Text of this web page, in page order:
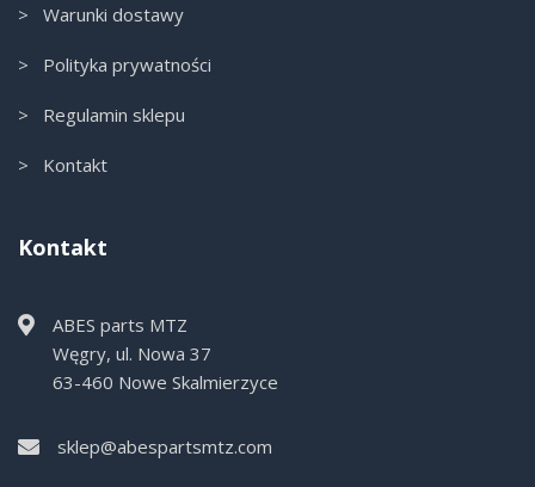
> Warunki dostawy
> Polityka prywatności
> Regulamin sklepu
> Kontakt
Kontakt
ABES parts MTZ
Węgry, ul. Nowa 37
63-460 Nowe Skalmierzyce
sklep@abespartsmtz.com